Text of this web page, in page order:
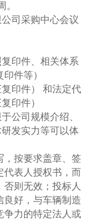
。
司采购中心会议
印件、相关体系
件等）
印件） 和法定代
印件）
公司规模介绍、
发实力等可以体
，按要求盖章、签
代表人授权书，而
则无效；投标人
良好，与车辆制造
争力的特定法人或